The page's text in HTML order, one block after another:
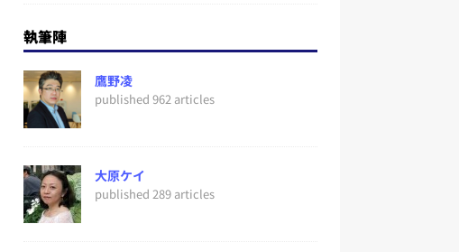
執筆陣
鷹野凌
published 962 articles
大原ケイ
published 289 articles